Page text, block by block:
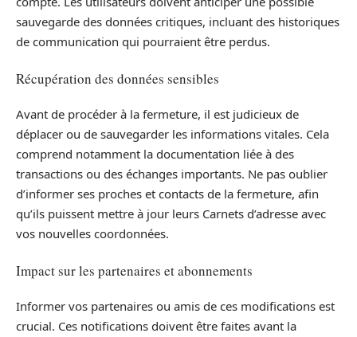
sauvegarde des données critiques, incluant des historiques
de communication qui pourraient être perdus.
Récupération des données sensibles
Avant de procéder à la fermeture, il est judicieux de
déplacer ou de sauvegarder les informations vitales. Cela
comprend notamment la documentation liée à des
transactions ou des échanges importants. Ne pas oublier
d’informer ses proches et contacts de la fermeture, afin
qu’ils puissent mettre à jour leurs Carnets d’adresse avec
vos nouvelles coordonnées.
Impact sur les partenaires et abonnements
Informer vos partenaires ou amis de ces modifications est
crucial. Ces notifications doivent être faites avant la